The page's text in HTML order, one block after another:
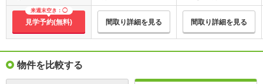
来週末空き：◯
見学予約(無料) 間取り詳細を見る 間取り詳細を見る
物件を比較する